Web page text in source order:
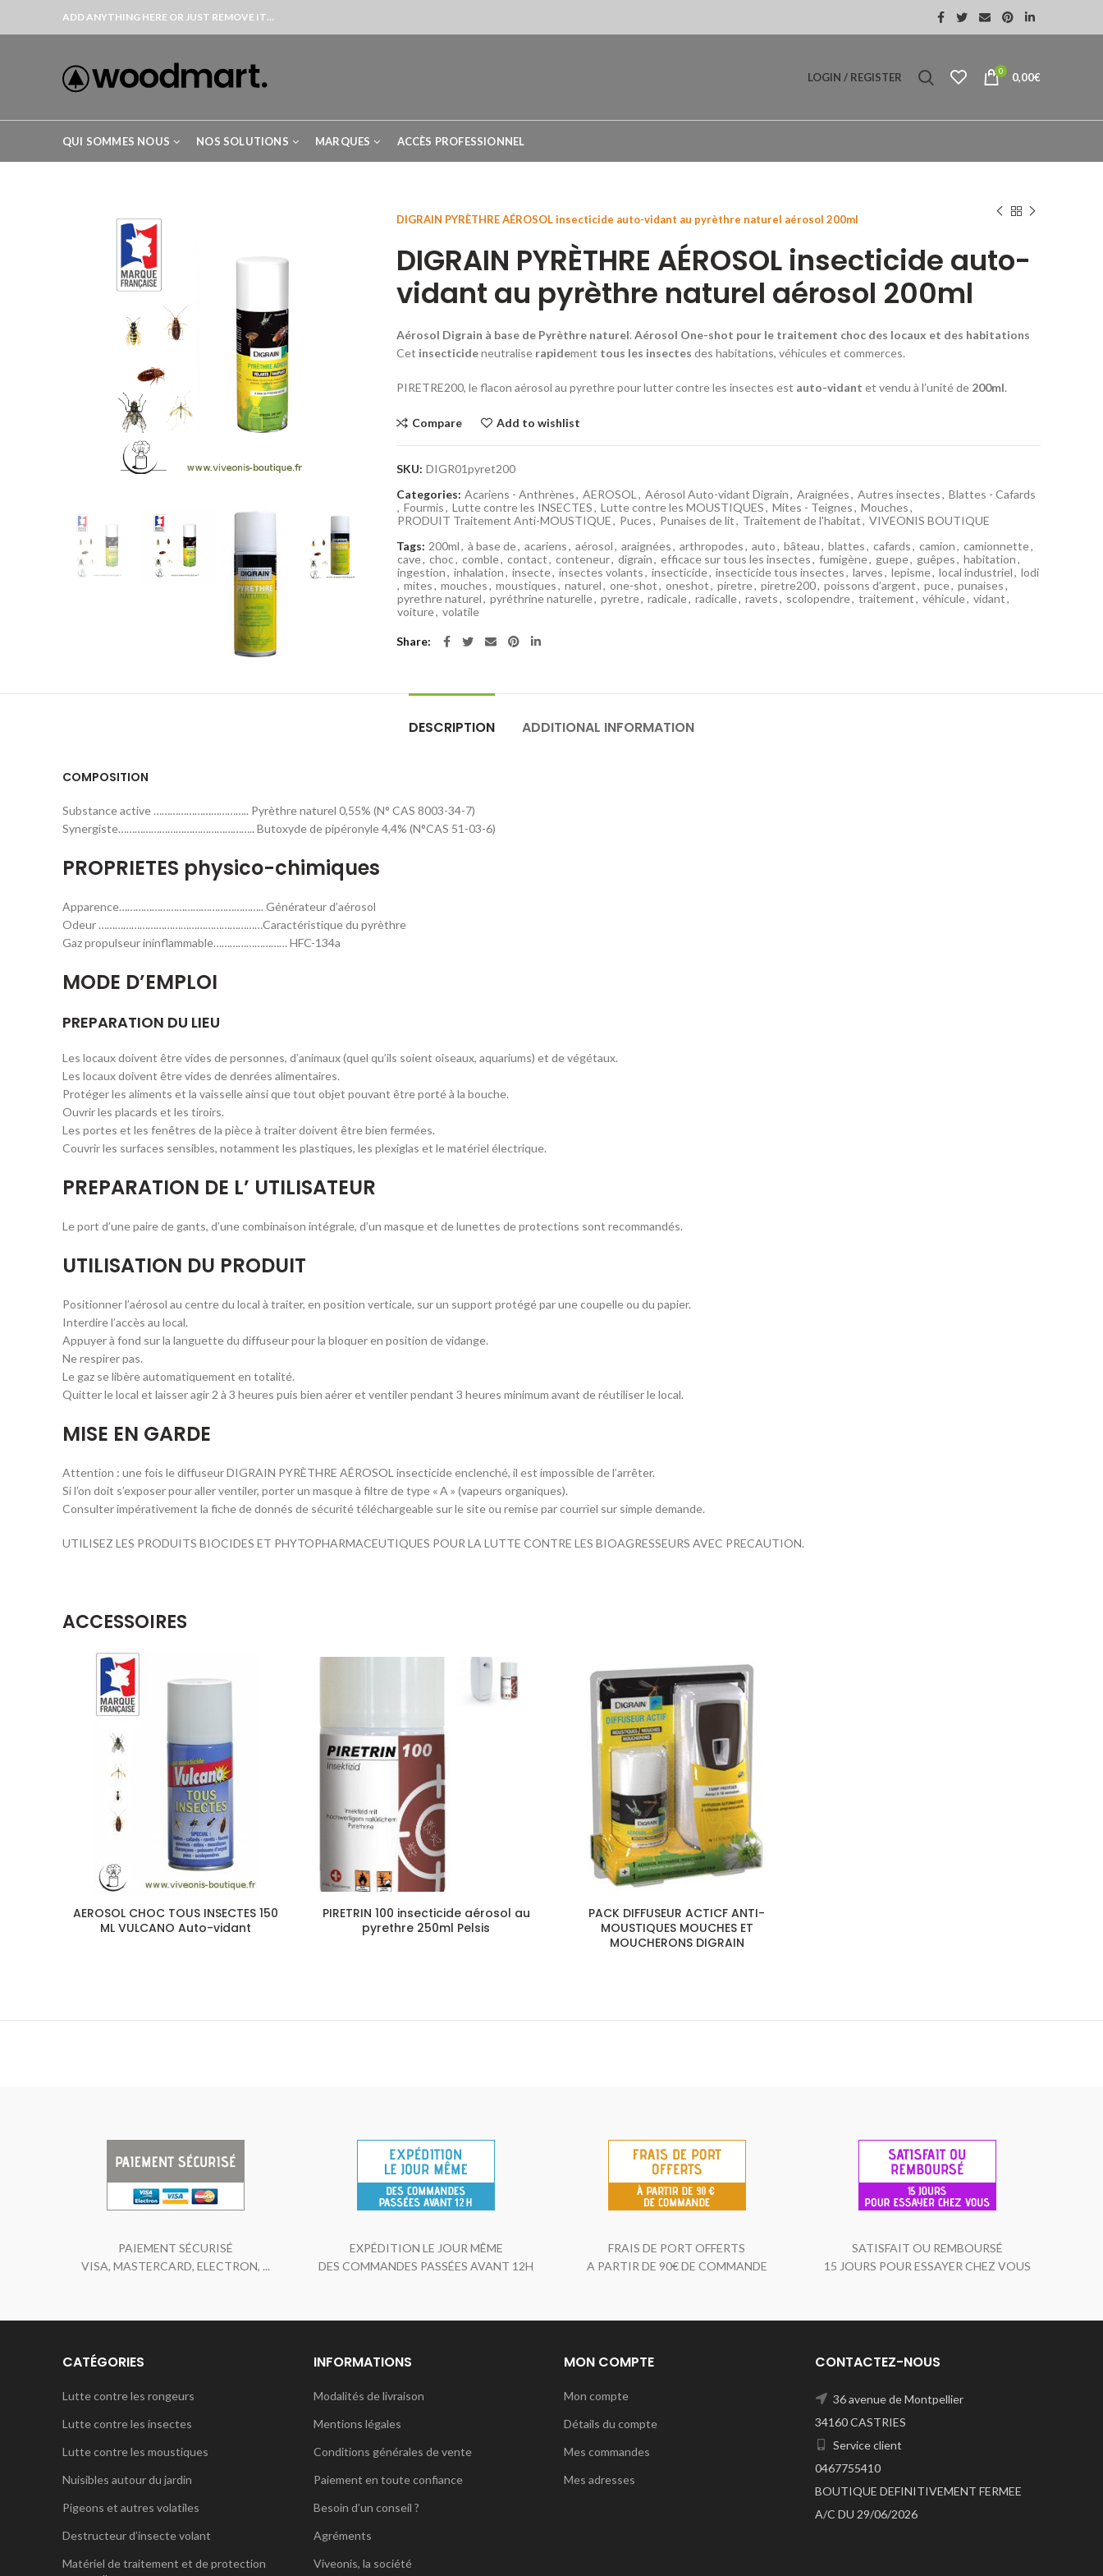
ADD ANYTHING HERE OR JUST REMOVE IT…
LOGIN / REGISTER 0 0,00€
QUI SOMMES NOUS NOS SOLUTIONS MARQUES ACCÈS PROFESSIONNEL
DIGRAIN PYRÈTHRE AÉROSOL insecticide auto-vidant au pyrèthre naturel aérosol 200ml
DIGRAIN PYRÈTHRE AÉROSOL insecticide auto-
vidant au pyrèthre naturel aérosol 200ml
Aérosol Digrain à base de Pyrèthre naturel.Aérosol One-shot pour le traitement choc des locaux et des habitations
Cet insecticideneutralise rapidement tous les insectes des habitations, véhicules et commerces.
PIRETRE200, le flacon aérosol au pyrethre pour lutter contre les insectes est auto-vidant et vendu à l’unité de 200ml.
Compare Add to wishlist
SKU: DIGR01pyret200
Categories: Acariens - Anthrènes, AEROSOL , Aérosol Auto-vidant Digrain, Araignées, Autres insectes, Blattes - Cafards
, Fourmis, Lutte contre les INSECTES, Lutte contre les MOUSTIQUES, Mites - Teignes, Mouches,
PRODUIT Traitement Anti-MOUSTIQUE, Puces, Punaises de lit, Traitement de l'habitat, VIVEONIS BOUTIQUE
Tags: 200ml, à base de, acariens, aérosol, araignées, arthropodes, auto, bâteau, blattes, cafards, camion, camionnette,
cave, choc, comble, contact, conteneur, digrain, efficace sur tous les insectes, fumigène, guepe, guêpes, habitation,
ingestion, inhalation, insecte, insectes volants, insecticide, insecticide tous insectes, larves, lepisme, local industriel, lodi
, mites, mouches, moustiques, naturel, one-shot, oneshot, piretre, piretre200, poissons d’argent, puce, punaises,
pyrethre naturel, pyréthrine naturelle, pyretre, radicale, radicalle, ravets, scolopendre, traitement, véhicule, vidant,
voiture, volatile
Share
DESCRIPTION ADDITIONAL INFORMATION
COMPOSITION
Substance active …………………………….. Pyrèthre naturel 0,55% (N° CAS 8003-34-7)
Synergiste………………………………………….. Butoxyde de pipéronyle 4,4% (N°CAS 51-03-6)
PROPRIETES physico-chimiques
Apparence…………………………………………….. Générateur d’aérosol
Odeur ……………………………………………………Caractéristique du pyrèthre
Gaz propulseur ininflammable……………………… HFC-134a
MODE D’EMPLOI
PREPARATION DU LIEU
Les locaux doivent être vides de personnes, d’animaux (quel qu’ils soient oiseaux, aquariums) et de végétaux.
Les locaux doivent être vides de denrées alimentaires.
Protéger les aliments et la vaisselle ainsi que tout objet pouvant être porté à la bouche.
Ouvrir les placards et les tiroirs.
Les portes et les fenêtres de la pièce à traiter doivent être bien fermées.
Couvrir les surfaces sensibles, notamment les plastiques, les plexiglas et le matériel électrique.
PREPARATION DE L’ UTILISATEUR
Le port d’une paire de gants, d’une combinaison intégrale, d’un masque et de lunettes de protections sont recommandés.
UTILISATION DU PRODUIT
Positionner l’aérosol au centre du local à traiter, en position verticale, sur un support protégé par une coupelle ou du papier.
Interdire l’accès au local.
Appuyer à fond sur la languette du diffuseur pour la bloquer en position de vidange.
Ne respirer pas.
Le gaz se libère automatiquement en totalité.
Quitter le local et laisser agir 2 à 3 heures puis bien aérer et ventiler pendant 3 heures minimum avant de réutiliser le local.
MISE EN GARDE
Attention : une fois le diffuseur DIGRAIN PYRÈTHRE AÉROSOL insecticide enclenché, il est impossible de l’arrêter.
Si l’on doit s’exposer pour aller ventiler, porter un masque à filtre de type « A » (vapeurs organiques).
Consulter impérativement la fiche de donnés de sécurité téléchargeable sur le site ou remise par courriel sur simple demande.
UTILISEZ LES PRODUITS BIOCIDES ET PHYTOPHARMACEUTIQUES POUR LA LUTTE CONTRE LES BIOAGRESSEURS AVEC PRECAUTION.
ACCESSOIRES
AEROSOL CHOC TOUS INSECTES 150
ML VULCANO Auto-vidant
PIRETRIN 100 insecticide aérosol au
pyrethre 250ml Pelsis
PACK DIFFUSEUR ACTICF ANTI-
MOUSTIQUES MOUCHES ET
MOUCHERONS DIGRAIN
PAIEMENT SÉCURISÉ
VISA, MASTERCARD, ELECTRON, ...
EXPÉDITION LE JOUR MÊME
DES COMMANDES PASSÉES AVANT 12H
FRAIS DE PORT OFFERTS
A PARTIR DE 90€ DE COMMANDE
SATISFAIT OU REMBOURSÉ
15 JOURS POUR ESSAYER CHEZ VOUS
CATÉGORIES
Lutte contre les rongeurs
Lutte contre les insectes
Lutte contre les moustiques
Nuisibles autour du jardin
Pigeons et autres volatiles
Destructeur d’insecte volant
Matériel de traitement et de protection
INFORMATIONS
Modalités de livraison
Mentions légales
Conditions générales de vente
Paiement en toute confiance
Besoin d’un conseil ?
Agréments
Viveonis, la société
MON COMPTE
Mon compte
Détails du compte
Mes commandes
Mes adresses
CONTACTEZ-NOUS
36 avenue de Montpellier
34160 CASTRIES
Service client
0467755410
BOUTIQUE DEFINITIVEMENT FERMEE
A/C DU 29/06/2026